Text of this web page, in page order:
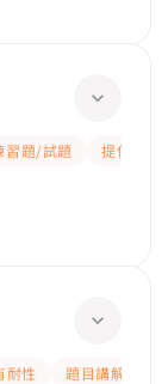
習題/試題
提供筆記
耐性 題目講解